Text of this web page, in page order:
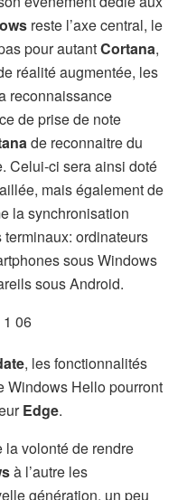
reste l’axe central, le
pour autantCortana,
réalité augmentée, les
reconnaissance
de prise de note
de reconnaitre du
Celui-ci sera ainsi doté
mais également de
la synchronisation
terminaux: ordinateurs
sous Windows
sous Android.
, les fonctionnalités
Windows Hello pourront
Edge.
la volonté de rendre
à l’autre les
génération, un peu